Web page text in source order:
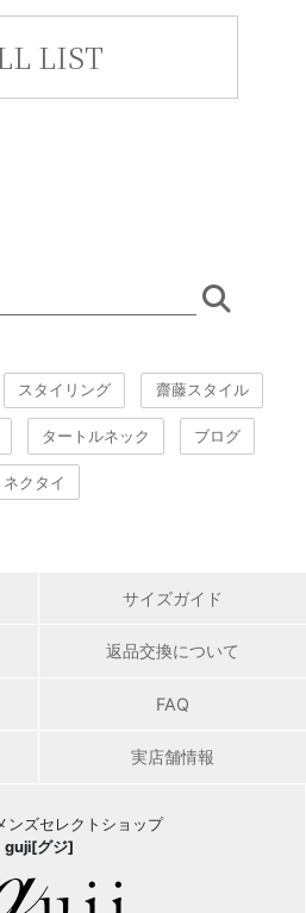
LIST
スタイリング 齋藤スタイル
タートルネック ブログ
ネクタイ
サイズガイド
返品交換について
FAQ
実店舗情報
ンズセレクトショップ
guji[グジ]